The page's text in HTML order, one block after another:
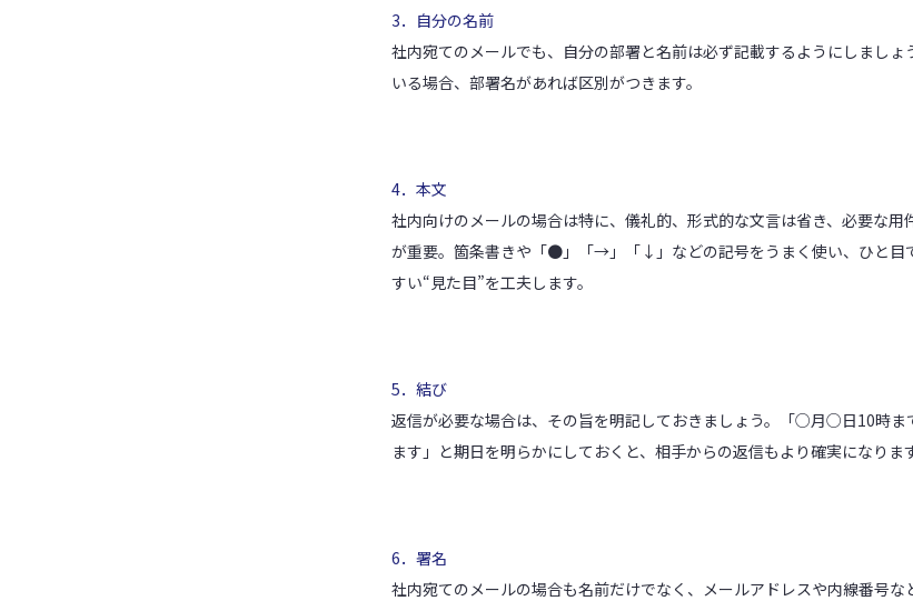
3．自分の名前
社内宛てのメールでも、自分の部署と名前は必ず記載するようにしましょ
いる場合、部署名があれば区別がつきます。
4．本文
社内向けのメールの場合は特に、儀礼的、形式的な文言は省き、必要な用
が重要。箇条書きや「●」「→」「↓」などの記号をうまく使い、ひと目
すい“見た目”を工夫します。
5．結び
返信が必要な場合は、その旨を明記しておきましょう。「○月○日10時ま
ます」と期日を明らかにしておくと、相手からの返信もより確実になります
6．署名
社内宛てのメールの場合も名前だけでなく、メールアドレスや内線番号な